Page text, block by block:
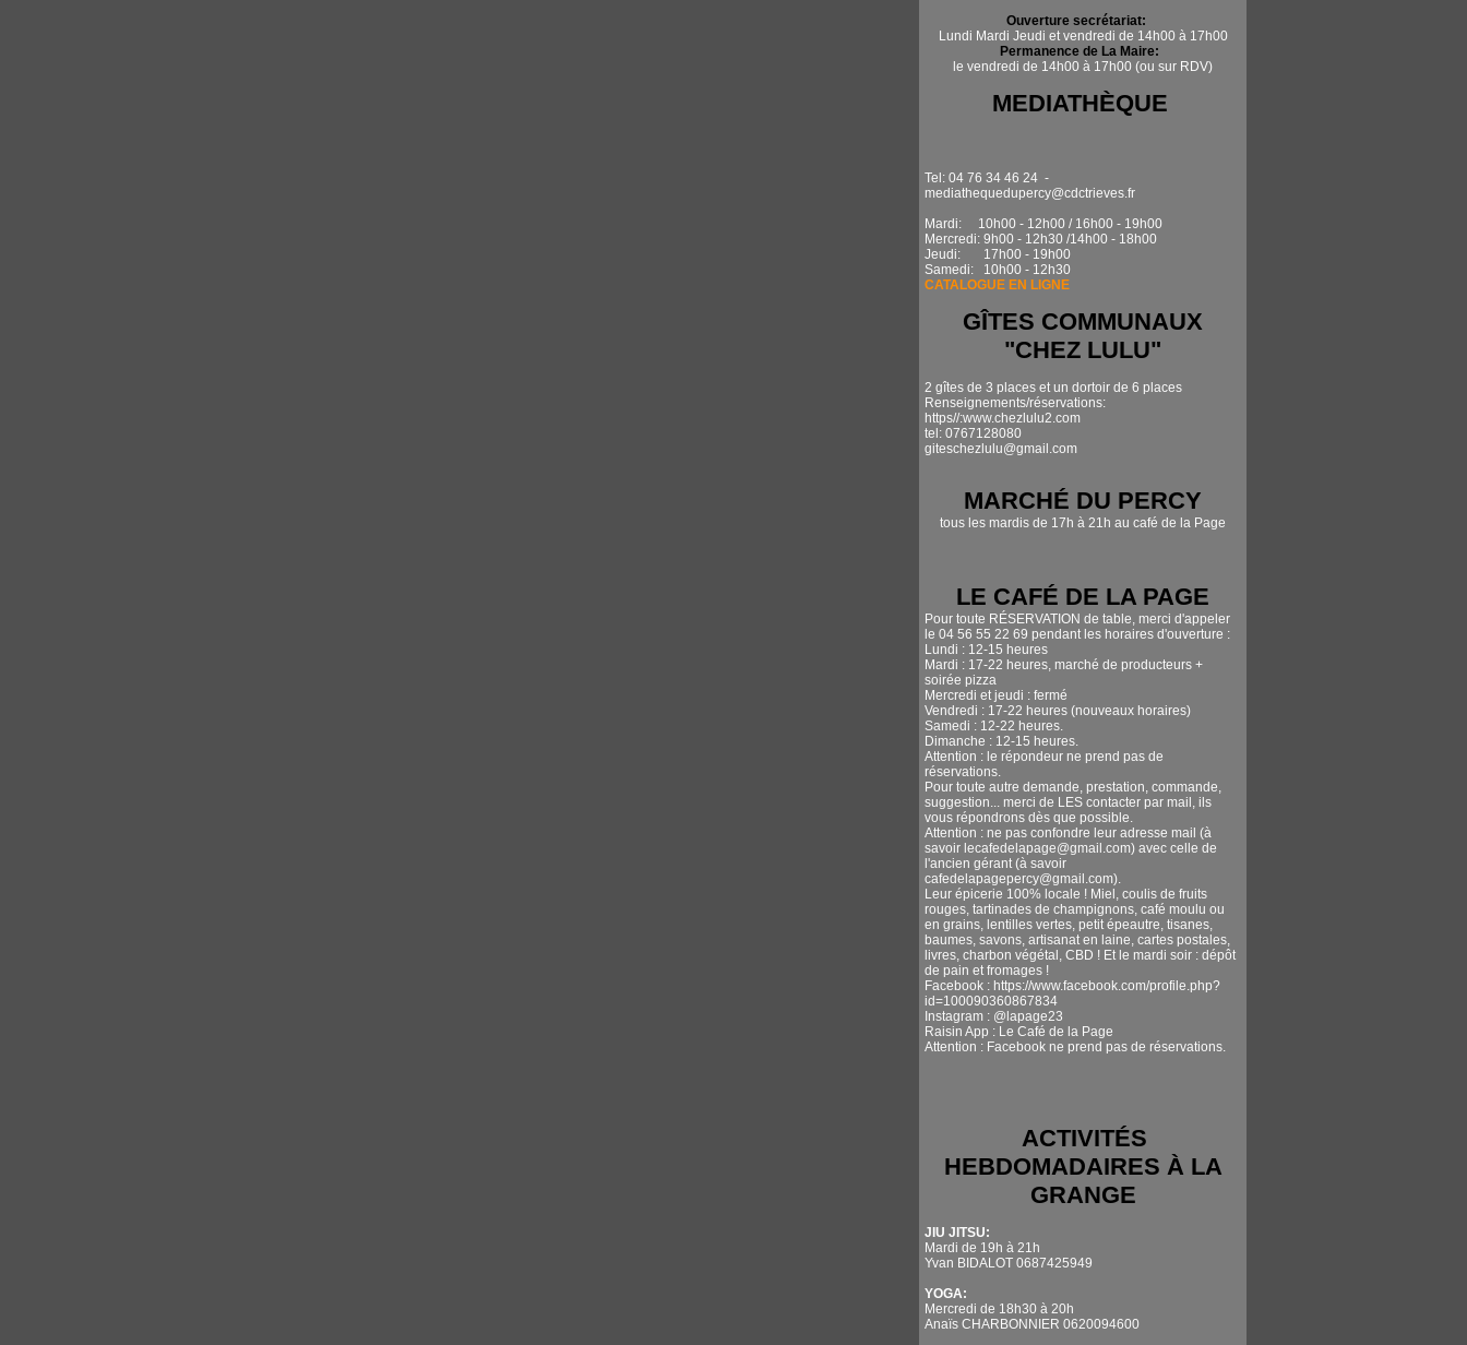
Ouverture secrétariat:
Lundi Mardi Jeudi et vendredi de 14h00 à 17h00
Permanence de La Maire:
le vendredi de 14h00 à 17h00 (ou sur RDV)
MEDIATHÈQUE
Tel: 04 76 34 46 24 -
mediathequedupercy@cdctrieves.fr
Mardi: 10h00 - 12h00 / 16h00 - 19h00
Mercredi: 9h00 - 12h30 /14h00 - 18h00
Jeudi: 17h00 - 19h00
Samedi: 10h00 - 12h30
CATALOGUE EN LIGNE
GÎTES COMMUNAUX
"CHEZ LULU"
2 gîtes de 3 places et un dortoir de 6 places
Renseignements/réservations:
https//:www.chezlulu2.com
tel: 0767128080
giteschezlulu@gmail.com
MARCHÉ DU PERCY
tous les mardis de 17h à 21h au café de la Page
LE CAFÉ DE LA PAGE
Pour toute RÉSERVATION de table, merci d'appeler
le 04 56 55 22 69 pendant les horaires d'ouverture :
Lundi : 12-15 heures
Mardi : 17-22 heures, marché de producteurs +
soirée pizza
Mercredi et jeudi : fermé
Vendredi : 17-22 heures (nouveaux horaires)
Samedi : 12-22 heures.
Dimanche : 12-15 heures.
Attention : le répondeur ne prend pas de
réservations.
Pour toute autre demande, prestation, commande,
suggestion... merci de LES contacter par mail, ils
vous répondrons dès que possible.
Attention : ne pas confondre leur adresse mail (à
savoir lecafedelapage@gmail.com) avec celle de
l'ancien gérant (à savoir
cafedelapagepercy@gmail.com).
Leur épicerie 100% locale ! Miel, coulis de fruits
rouges, tartinades de champignons, café moulu ou
en grains, lentilles vertes, petit épeautre, tisanes,
baumes, savons, artisanat en laine, cartes postales,
livres, charbon végétal, CBD ! Et le mardi soir : dépôt
de pain et fromages !
Facebook : https://www.facebook.com/profile.php?
id=100090360867834
Instagram : @lapage23
Raisin App : Le Café de la Page
Attention : Facebook ne prend pas de réservations.
ACTIVITÉS
HEBDOMADAIRES À LA
GRANGE
JIU JITSU:
Mardi de 19h à 21h
Yvan BIDALOT 0687425949
YOGA:
Mercredi de 18h30 à 20h
Anaïs CHARBONNIER 0620094600